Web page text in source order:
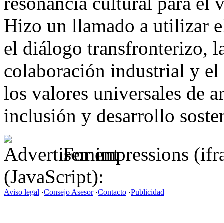
Hizo un llamado a utilizar
el diálogo transfronterizo,
colaboración industrial y
los valores universales de
inclusión y desarrollo
For impressions
(JavaScript):
Aviso legal ·Consejo Asesor·Contacto ·Publicidad